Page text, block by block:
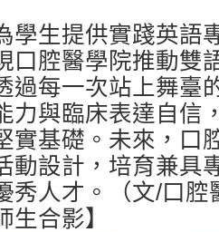
學生提供實踐英語
口腔醫學院推動雙
過每一次站上舞臺
力與臨床表達自信
實基礎。未來，口
動設計，培育兼具
秀人才。（文/口腔
生合影】